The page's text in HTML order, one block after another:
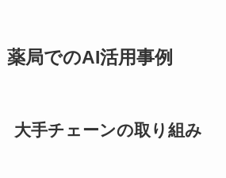
薬局でのAI活用事例
大手チェーンの取り組み